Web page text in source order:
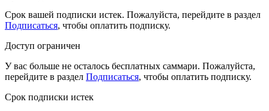
Срок вашей подписки истек. Пожалуйста, перейдите в раздел
Подписаться, чтобы оплатить подписку.
Доступ ограничен
У вас больше не осталось бесплатных саммари. Пожалуйста,
перейдите в раздел Подписаться, чтобы оплатить подписку.
Срок подписки истек